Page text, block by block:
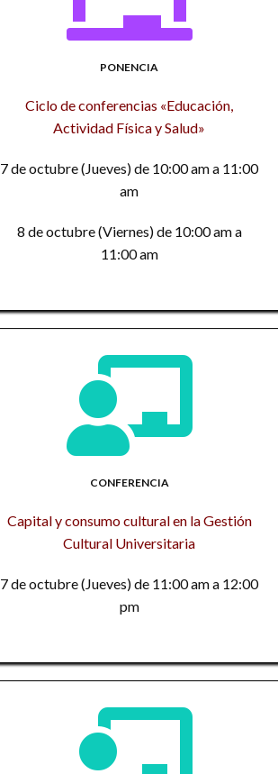
PONENCIA
Ciclo de conferencias «Educación,
Actividad Física y Salud»
7 de octubre (Jueves) de 10:00 am a 11:00
am
8 de octubre (Viernes) de 10:00 am a
11:00 am
CONFERENCIA
Capital y consumo cultural en la Gestión
Cultural Universitaria
7 de octubre (Jueves) de 11:00 am a 12:00
pm